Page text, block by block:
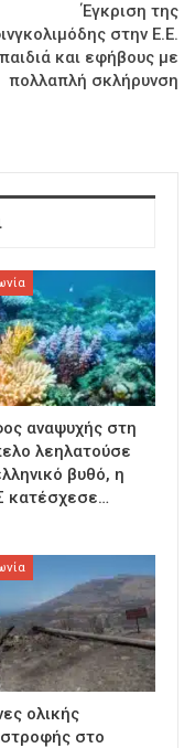
Έγκριση της
στην Ε.Ε.
και εφήβους με
πολλαπλή σκλήρυνση
αναψυχής στη
λεηλατούσε
βυθό, η
κατέσχεσε…
ολικής
στο